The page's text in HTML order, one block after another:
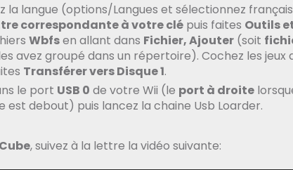
la langue (options/Langues et sélectionnez
correspondante à votre clé puis faites Outils
Wbfsen allant dans Fichier, Ajouter (soit
avez groupé dans un répertoire). Cochez les jeux
Transférer vers Disque 1.
le port USB 0 de votre Wii (le port à droite
debout) puis lancez la chaine Usb Loarder.
, suivez à la lettre la vidéo suivante: